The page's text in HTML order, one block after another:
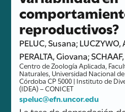
reproductivos?
PELUC, Susana;
PERALTA, Giovana;
Centro de Zoología Aplicada,
Naturales, Universidad Nacional
Córdoba CP 5000 | Instituto de
(IDEA) – CONICET
speluc@efn.uncor.edu